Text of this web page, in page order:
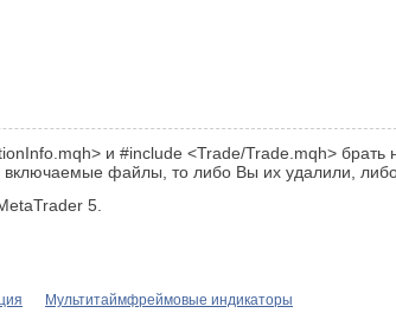
и #include <Trade/Trade.mqh>
включаемые файлы, то либо Вы их удалили,
5.
Мультитаймфреймовые индикаторы